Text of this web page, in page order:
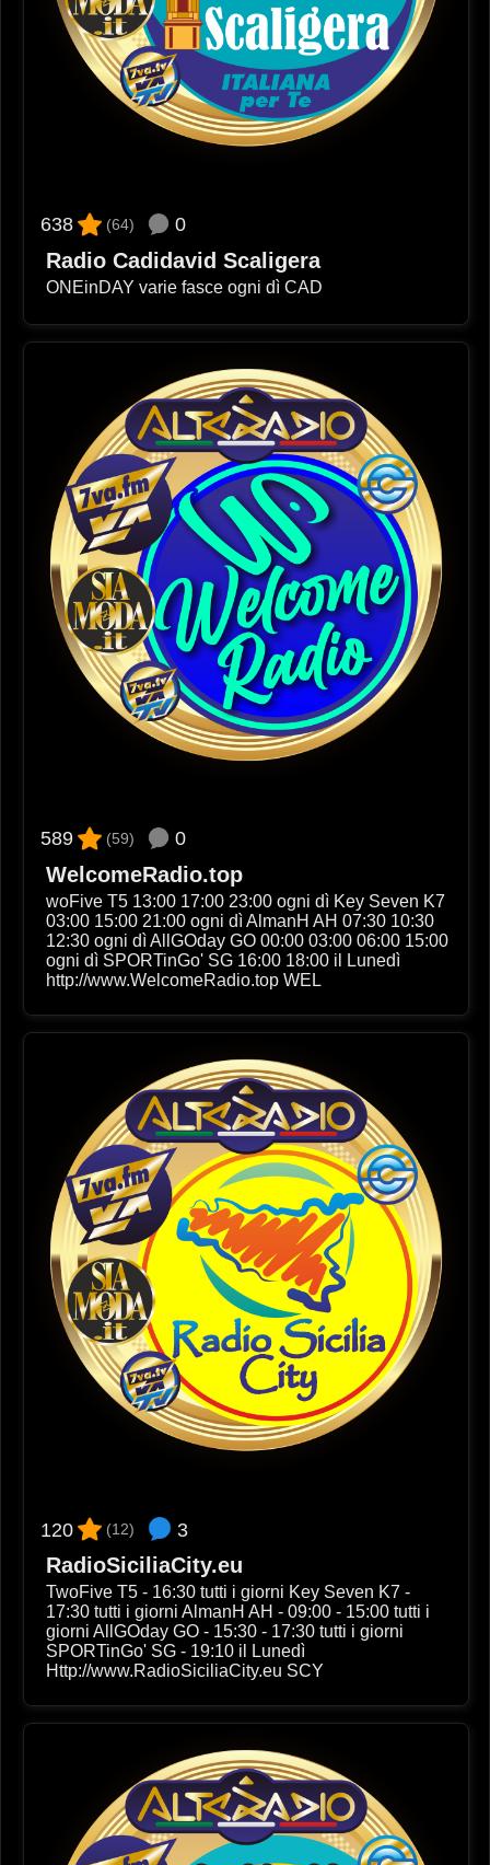
638 (64) 0
Radio Cadidavid Scaligera
ONEinDAY varie fasce ogni dì CAD
589 (59) 0
WelcomeRadio.top
woFive T5 13:00 17:00 23:00 ogni dì Key Seven K7
03:00 15:00 21:00 ogni dì AlmanH AH 07:30 10:30
12:30 ogni dì AllGOday GO 00:00 03:00 06:00 15:00
ogni dì SPORTinGo' SG 16:00 18:00 il Lunedì
http://www.WelcomeRadio.top WEL
120 (12) 3
RadioSiciliaCity.eu
TwoFive T5 - 16:30 tutti i giorni Key Seven K7 -
17:30 tutti i giorni AlmanH AH - 09:00 - 15:00 tutti i
giorni AllGOday GO - 15:30 - 17:30 tutti i giorni
SPORTinGo' SG - 19:10 il Lunedì
Http://www.RadioSiciliaCity.eu SCY